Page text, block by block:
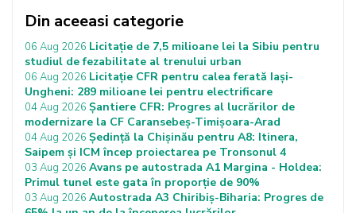
Din aceeasi categorie
06 Aug 2026 Licitație de 7,5 milioane lei la Sibiu pentru
studiul de fezabilitate al trenului urban
06 Aug 2026 Licitație CFR pentru calea ferată Iași-
Ungheni: 289 milioane lei pentru electrificare
04 Aug 2026 Șantiere CFR: Progres al lucrărilor de
modernizare la CF Caransebeș-Timișoara-Arad
04 Aug 2026 Ședință la Chișinău pentru A8: Itinera,
Saipem și ICM încep proiectarea pe Tronsonul 4
03 Aug 2026 Avans pe autostrada A1 Margina - Holdea:
Primul tunel este gata în proporție de 90%
03 Aug 2026 Autostrada A3 Chiribiș-Biharia: Progres de